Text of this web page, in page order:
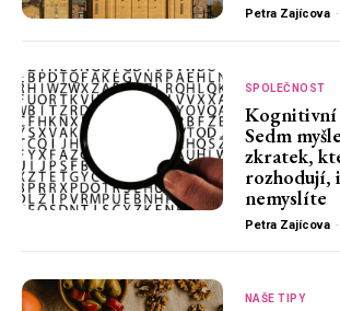
Petra Zajícova -
SPOLEČNOST
Kognitivní
Sedm
zkratek,
rozhodují,
nemyslíte
Petra Zajícova -
NAŠE TIPY